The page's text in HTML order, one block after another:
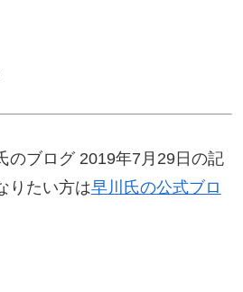
のブログ 2019年7月29日の記
りたい方は早川氏の公式ブロ